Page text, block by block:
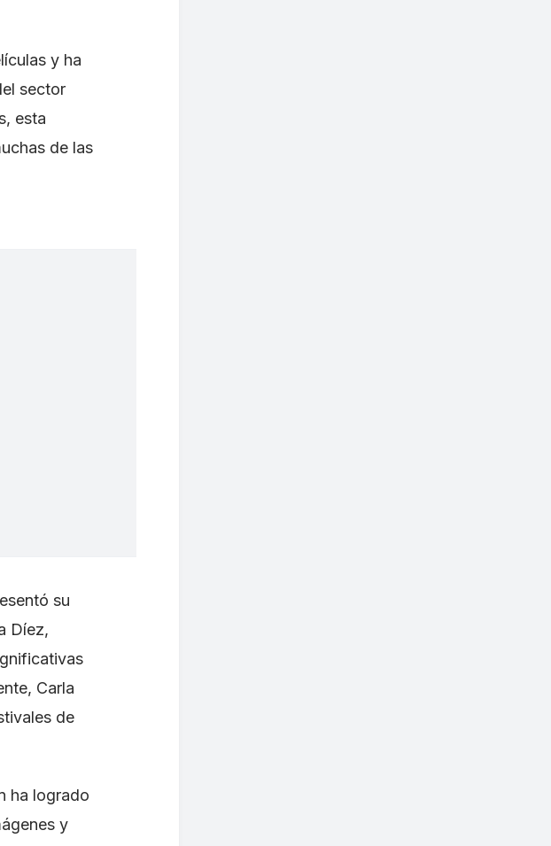
y ha
sector
esta
de las
su
Díez,
Carla
de
ha logrado
y